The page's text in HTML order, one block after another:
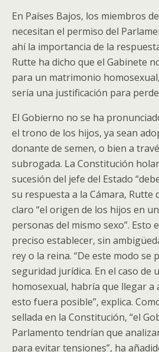
En Países Bajos, los miembros
necesitan el permiso del
ahí la importancia de la
Rutte ha dicho que el Gabinete
para un matrimonio
sería una justificación para
El Gobierno no se ha
el trono de los hijos, ya sean
donante de semen, o bien a
subrogada. La Constitución
sucesión del jefe del Estado
su respuesta a la Cámara, Rutte
claro “el origen de los hijos en
personas del mismo sexo”. Esto
preciso establecer, sin
rey o la reina. “De este modo se
seguridad jurídica. En el caso de
homosexual, habría que llegar a
esto fuera posible”, explica.
sellada en la Constitución, “el
Parlamento tendrían que
para evitar tensiones”, ha